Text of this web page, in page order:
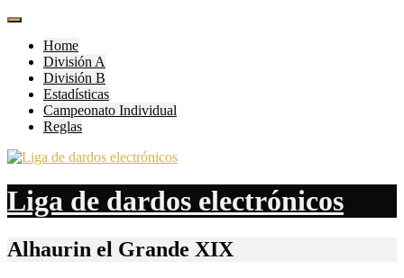
Skip
contentHome
División A
División B
Estadísticas
Campeonato Individual
Reglas
Liga de dardos electrónicos
Alhaurin el Grande XIX